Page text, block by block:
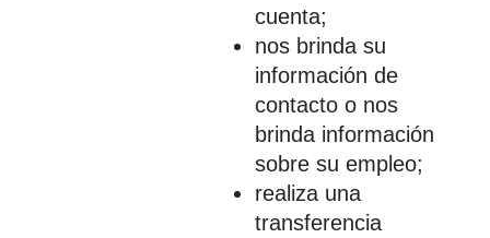
cuenta;
nos brinda su
información de
contacto o nos
brinda información
sobre su empleo;
realiza una
transferencia